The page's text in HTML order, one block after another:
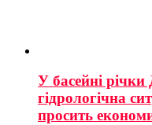
У басейні річки
гідрологічна
просить